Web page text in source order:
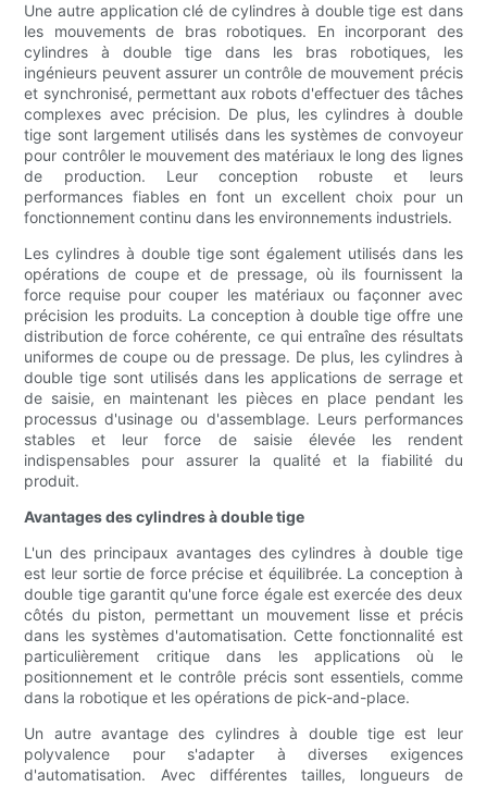
Une autre application clé de cylindres à double tige est dans
les mouvements de bras robotiques. En incorporant des
cylindres à double tige dans les bras robotiques, les
ingénieurs peuvent assurer un contrôle de mouvement précis
et synchronisé, permettant aux robots d'effectuer des tâches
complexes avec précision. De plus, les cylindres à double
tige sont largement utilisés dans les systèmes de convoyeur
pour contrôler le mouvement des matériaux le long des lignes
de production. Leur conception robuste et leurs
performances fiables en font un excellent choix pour un
fonctionnement continu dans les environnements industriels.
Les cylindres à double tige sont également utilisés dans les
opérations de coupe et de pressage, où ils fournissent la
force requise pour couper les matériaux ou façonner avec
précision les produits. La conception à double tige offre une
distribution de force cohérente, ce qui entraîne des résultats
uniformes de coupe ou de pressage. De plus, les cylindres à
double tige sont utilisés dans les applications de serrage et
de saisie, en maintenant les pièces en place pendant les
processus d'usinage ou d'assemblage. Leurs performances
stables et leur force de saisie élevée les rendent
indispensables pour assurer la qualité et la fiabilité du
produit.
Avantages des cylindres à double tige
L'un des principaux avantages des cylindres à double tige
est leur sortie de force précise et équilibrée. La conception à
double tige garantit qu'une force égale est exercée des deux
côtés du piston, permettant un mouvement lisse et précis
dans les systèmes d'automatisation. Cette fonctionnalité est
particulièrement critique dans les applications où le
positionnement et le contrôle précis sont essentiels, comme
dans la robotique et les opérations de pick-and-place.
Un autre avantage des cylindres à double tige est leur
polyvalence pour s'adapter à diverses exigences
d'automatisation. Avec différentes tailles, longueurs de